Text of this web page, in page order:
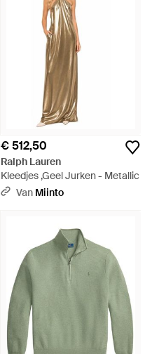
€ 512,50
Ralph Lauren
Kleedjes ,Geel Jurken - Metallic
Van Miinto